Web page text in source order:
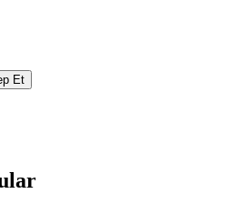
Et